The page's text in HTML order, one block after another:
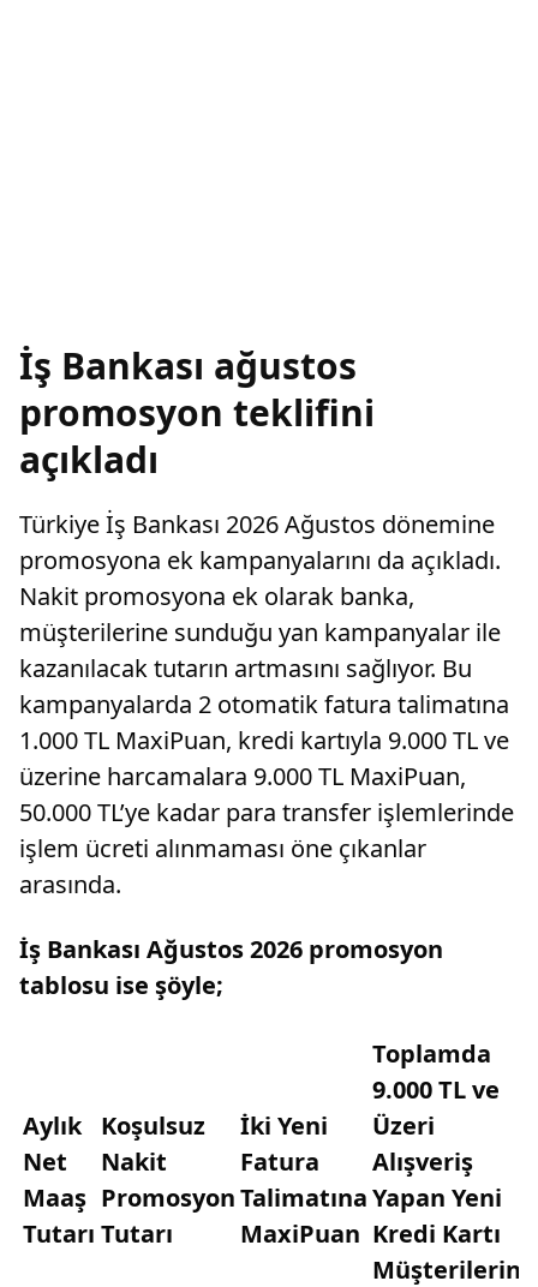
İş Bankası ağustos
promosyon teklifini
açıkladı
Türkiye İş Bankası 2026 Ağustos dönemine
promosyona ek kampanyalarını da açıkladı.
Nakit promosyona ek olarak banka,
müşterilerine sunduğu yan kampanyalar ile
kazanılacak tutarın artmasını sağlıyor. Bu
kampanyalarda 2 otomatik fatura talimatına
1.000 TL MaxiPuan, kredi kartıyla 9.000 TL ve
üzerine harcamalara 9.000 TL MaxiPuan,
50.000 TL’ye kadar para transfer işlemlerinde
işlem ücreti alınmaması öne çıkanlar
arasında.
İş Bankası Ağustos 2026 promosyon
tablosu ise şöyle;
Aylık
Net
Maaş
Tutarı
Koşulsuz
Nakit
Promosyon
Tutarı
İki Yeni
Fatura
Talimatına
MaxiPuan
Toplamda
9.000 TL ve
Üzeri
Alışveriş
Yapan Yeni
Kredi Kartı
Müşterilerine